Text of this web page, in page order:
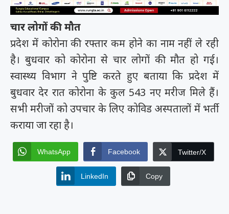
चार लोगों की मौत
प्रदेश में कोरोना की रफ्तार कम होने का नाम नहीं ले रही
है। बुधवार को कोरोना से चार लोगों की मौत हो गई।
स्वास्थ्य विभाग ने पुष्टि करते हुए बताया कि प्रदेश में
बुधवार देर रात कोरोना के कुल 543 नए मरीज मिले हैं।
सभी मरीजों को उपचार के लिए कोविड अस्पतालों में भर्ती
कराया जा रहा है।
WhatsApp Facebook Twitter/X
LinkedIn Copy